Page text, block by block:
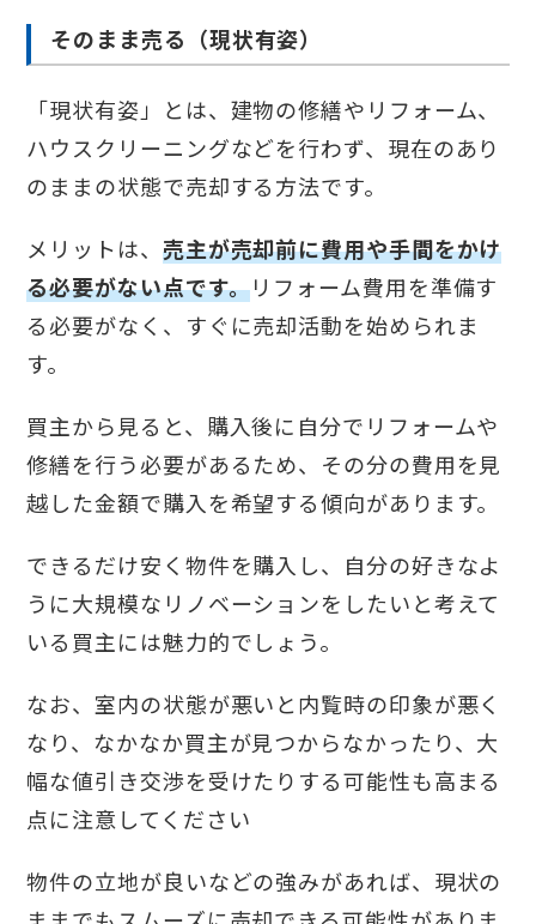
そのまま売る（現状有姿）
「現状有姿」とは、建物の修繕やリフォーム、
ハウスクリーニングなどを行わず、現在のあり
のままの状態で売却する方法です。
メリットは、 売主が売却前に費用や手間をかけ
る必要がない点です。リフォーム費用を準備す
る必要がなく、すぐに売却活動を始められま
す。
買主から見ると、購入後に自分でリフォームや
修繕を行う必要があるため、その分の費用を見
越した金額で購入を希望する傾向があります。
できるだけ安く物件を購入し、自分の好きなよ
うに大規模なリノベーションをしたいと考えて
いる買主には魅力的でしょう。
なお、室内の状態が悪いと内覧時の印象が悪く
なり、なかなか買主が見つからなかったり、大
幅な値引き交渉を受けたりする可能性も高まる
点に注意してください
物件の立地が良いなどの強みがあれば、現状の